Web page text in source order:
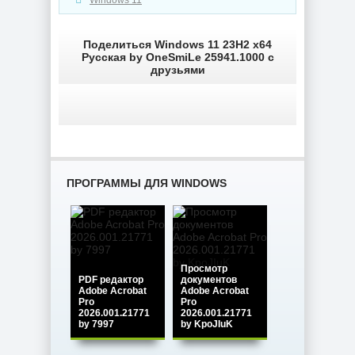
NEW NEW
загрузчик Internet
Download Manager
6.43 Build 7 by
KpoJIuK
NEW
Увеличение фото
Topaz Gigapixel
1.3.2 by KpoJIuK
NEW
Поделиться Windows 11 23H2 x64
Русская by OneSmiLe 25941.1000 с
друзьями
ПРОГРАММЫ ДЛЯ WINDOWS
PDF редактор
Adobe Acrobat
Pro
2026.001.21771
by 7997
Просмотр
документов
Adobe Acrobat
Pro
2026.001.21771
by KpoJIuK